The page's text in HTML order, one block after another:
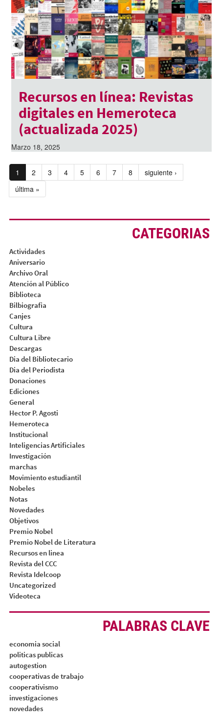
Recursos en línea: Revistas
digitales en Hemeroteca
(actualizada 2025)
Marzo 18, 2025
1 2 3 4 5 6 7 8
siguiente ›
última »
CATEGORIAS
Actividades
Aniversario
Archivo Oral
Atención al Público
Biblioteca
Bilbiografia
Canjes
Cultura
Cultura Libre
Descargas
Dia del Bibliotecario
Dia del Periodista
Donaciones
Ediciones
General
Hector P. Agosti
Hemeroteca
Institucional
Inteligencias Artificiales
Investigación
marchas
Movimiento estudiantil
Nobeles
Notas
Novedades
Objetivos
Premio Nobel
Premio Nobel de Literatura
Recursos en linea
Revista del CCC
Revista Idelcoop
Uncategorized
Videoteca
PALABRAS CLAVE
economia social
politicas publicas
autogestion
cooperativas de trabajo
cooperativismo
investigaciones
novedades